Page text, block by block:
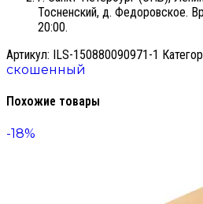
Тосненский, д. Федоровское.
20:00.
Артикул: ILS-150880090971-1
скошенный
Похожие товары
-18%